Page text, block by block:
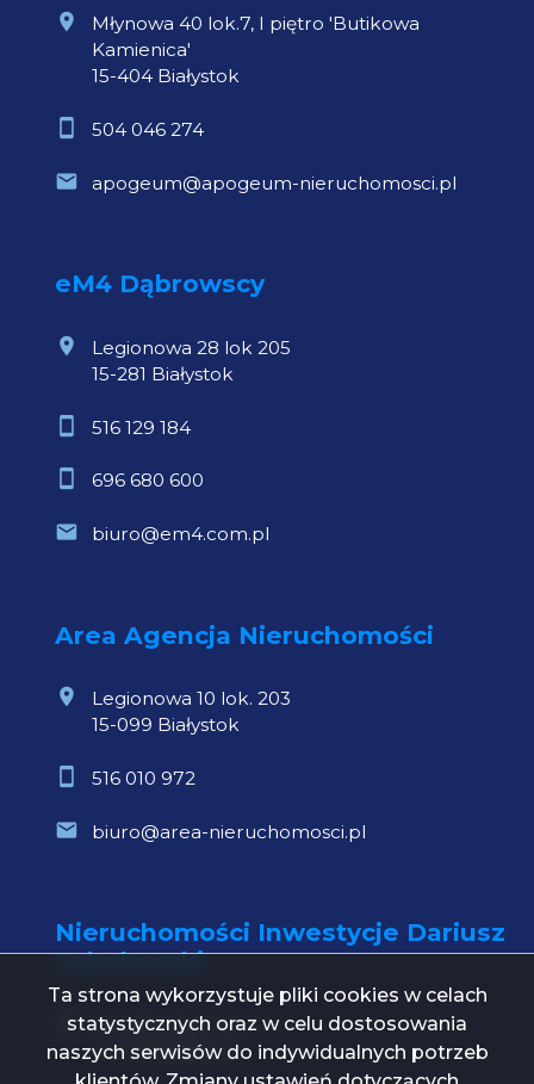
Młynowa 40 lok.7, I piętro 'Butikowa
Kamienica'
15-404 Białystok
504 046 274
apogeum@apogeum-nieruchomosci.pl
eM4 Dąbrowscy
Legionowa 28 lok 205
15-281 Białystok
516 129 184
696 680 600
biuro@em4.com.pl
Area Agencja Nieruchomości
Legionowa 10 lok. 203
15-099 Białystok
516 010 972
biuro@area-nieruchomosci.pl
Nieruchomości Inwestycje Dariusz
Sobolewski
Św. Mikołaja 1 lok. 21
15-419 Białystok
Ta strona wykorzystuje pliki cookies w celach
statystycznych oraz w celu dostosowania
naszych serwisów do indywidualnych potrzeb